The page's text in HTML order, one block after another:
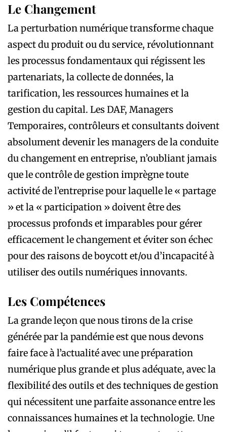
Le Changement
La perturbation numérique transforme chaque
aspect du produit ou du service, révolutionnant
les processus fondamentaux qui régissent les
partenariats, la collecte de données, la
tarification, les ressources humaines et la
gestion du capital. Les DAF, Managers
Temporaires, contrôleurs et consultants doivent
absolument devenir les managers de la conduite
du changement en entreprise, n’oubliant jamais
que le contrôle de gestion imprègne toute
activité de l’entreprise pour laquelle le « partage
» et la « participation » doivent être des
processus profonds et imparables pour gérer
efficacement le changement et éviter son échec
pour des raisons de boycott et/ou d’incapacité à
utiliser des outils numériques innovants.
Les Compétences
La grande leçon que nous tirons de la crise
générée par la pandémie est que nous devons
faire face à l’actualité avec une préparation
numérique plus grande et plus adéquate, avec la
flexibilité des outils et des techniques de gestion
qui nécessitent une parfaite assonance entre les
connaissances humaines et la technologie. Une